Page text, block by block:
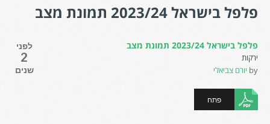
פלפל בישראל 2023/24 תמונת מצב
לפני
2
שנים
פלפל בישראל 2023/24 תמונת מצב
ירקות
by יורם צביאלי
פתח